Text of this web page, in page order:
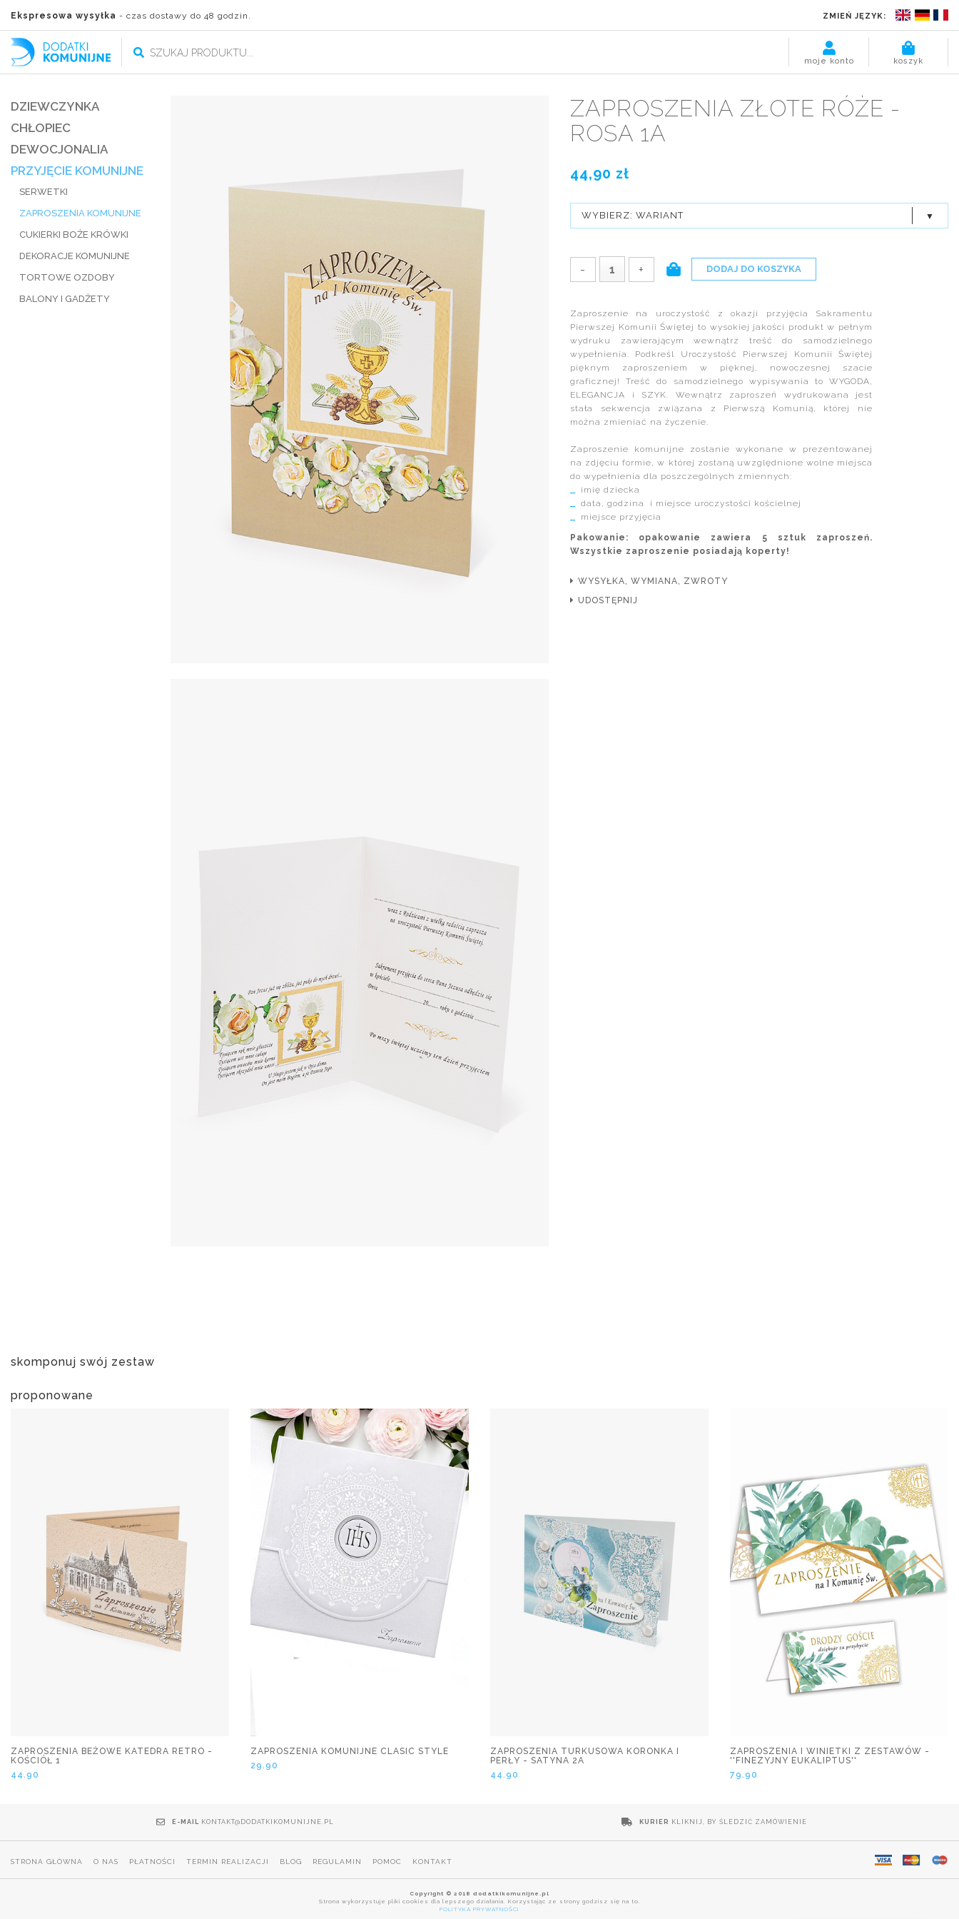
Ekspresowa wysyłka - czas dostawy do 48 godzin. ZMIEŃ JĘZYK:
koszyk
moje konto
DZIEWCZYNKA
CHŁOPIEC
DEWOCJONALIA
PRZYJĘCIE KOMUNIJNE
SERWETKI
ZAPROSZENIA KOMUNIJNE
CUKIERKI BOŻE KRÓWKI
DEKORACJE KOMUNIJNE
TORTOWE OZDOBY
BALONY I GADŻETY
ZAPROSZENIA ZŁOTE RÓŻE -
ROSA 1A
44,90 zł
WYBIERZ: WARIANT
- + DODAJ DO KOSZYKA
Zaproszenie na uroczystość z okazji przyjęcia Sakramentu
Pierwszej Komunii Świętej to wysokiej jakości produkt w pełnym
wydruku zawierającym wewnątrz treść do samodzielnego
wypełnienia. Podkreśl Uroczystość Pierwszej Komunii Świętej
pięknym zaproszeniem w pięknej, nowoczesnej szacie
graficznej! Treść do samodzielnego wypisywania to WYGODA,
ELEGANCJA i SZYK. Wewnątrz zaproszeń wydrukowana jest
stała sekwencja związana z Pierwszą Komunią, której nie
można zmieniać na życzenie.
Zaproszenie komunijne zostanie wykonane w prezentowanej
na zdjęciu formie, w której zostaną uwzględnione wolne miejsca
do wypełnienia dla poszczególnych zmiennych:
imię dziecka
data, godzina i miejsce uroczystości kościelnej
miejsce przyjęcia
Pakowanie: opakowanie zawiera 5 sztuk zaproszeń.
Wszystkie zaproszenie posiadają koperty!
WYSYŁKA, WYMIANA, ZWROTY
UDOSTĘPNIJ
skomponuj swój zestaw
proponowane
ZAPROSZENIA BEŻOWE KATEDRA RETRO -
KOŚCIÓŁ 1
44.90
ZAPROSZENIA KOMUNIJNE CLASIC STYLE
29.90
ZAPROSZENIA TURKUSOWA KORONKA I
PERŁY - SATYNA 2A
44.90
ZAPROSZENIA I WINIETKI Z ZESTAWÓW -
''FINEZYJNY EUKALIPTUS''
79.90
E-MAIL KONTAKT@DODATKIKOMUNIJNE.PL KURIER KLIKNIJ, BY ŚLEDZIĆ ZAMÓWIENIE
STRONA GŁÓWNA O NAS PŁATNOŚCI TERMIN REALIZACJI BLOG REGULAMIN POMOC KONTAKT
Copyright © 2018 dodatkikomunijne.pl
Strona wykorzystuje pliki cookies dla lepszego działania. Korzystając ze strony godzisz się na to.
POLITYKA PRYWATNOŚCI